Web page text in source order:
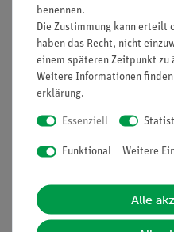
Unternehmen
benennen.
Die Zustimmung kann erteilt
haben das Recht, nicht
einem späteren Zeitpunkt zu
Weitere Informationen
erklärung.
Essenziell
Funktional Weitere
Alle